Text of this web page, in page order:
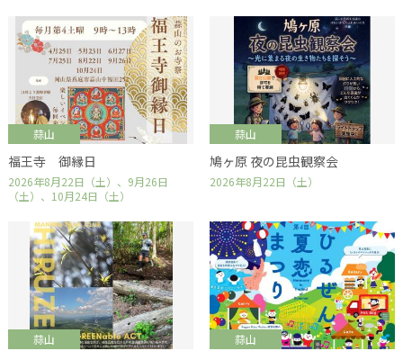
蒜山
福王寺 御縁日
2026年8月22日（土）、9月26日
（土）、10月24日（土）
蒜山
鳩ヶ原 夜の昆虫観察会
2026年8月22日（土）
蒜山 蒜山